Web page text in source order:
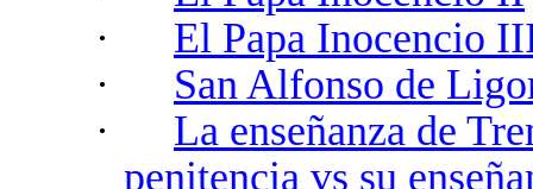
·
El Papa Inocencio
·
San Alfonso de
·
La enseñanza de
penitencia vs su